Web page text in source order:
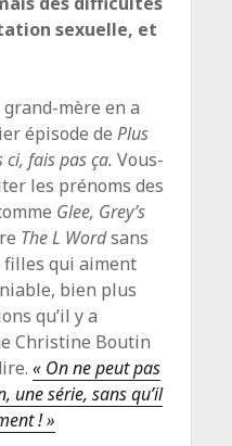
sexuelle, et
mère en a
épisode dePlus
ci, fais pas ça. Vous-
les prénoms des
Glee, Grey’s
The L Wordsans
filles qui aiment
bien plus
qu’il y a
Christine Boutin
« On ne peut pas
une série, sans qu’il
! »